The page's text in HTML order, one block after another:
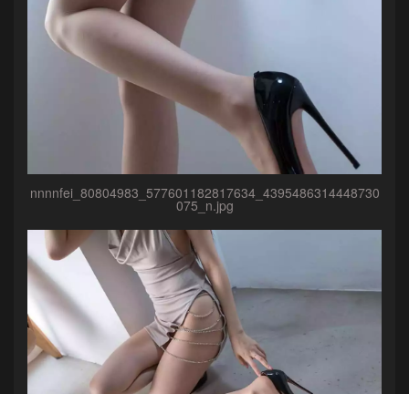
nnnnfei_80804983_577601182817634_4395486314448730
075_n.jpg